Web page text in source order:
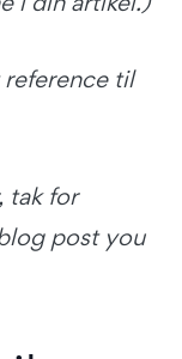
til
tak for
post you